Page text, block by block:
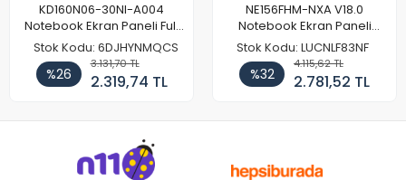
KD160N06-30NI-A004
Notebook Ekran Paneli Full
HD
Stok Kodu: 6DJHYNMQCS
%26
3.131,70 TL
2.319,74 TL
NE156FHM-NXA V18.0
Notebook Ekran Paneli
144Hz
Stok Kodu: LUCNLF83NF
%32
4.115,62 TL
2.781,52 TL